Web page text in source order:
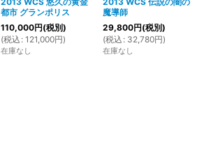
都市 グランポリス
110,000円(税別)
(税込 : 121,000円)
在庫なし
魔導師
29,800円(税別)
(税込 : 32,780円)
在庫なし